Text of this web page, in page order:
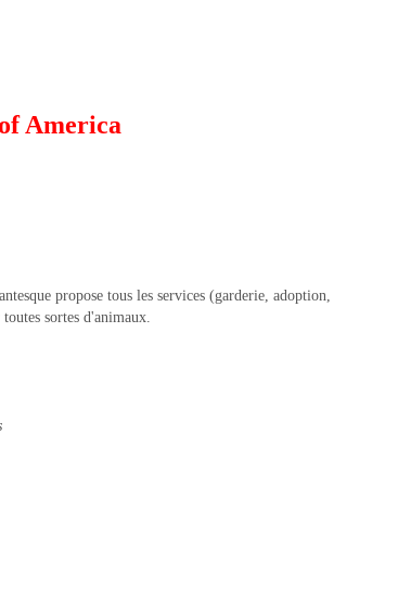
America
propose tous les services (garderie, adoption,
sortes d'animaux.